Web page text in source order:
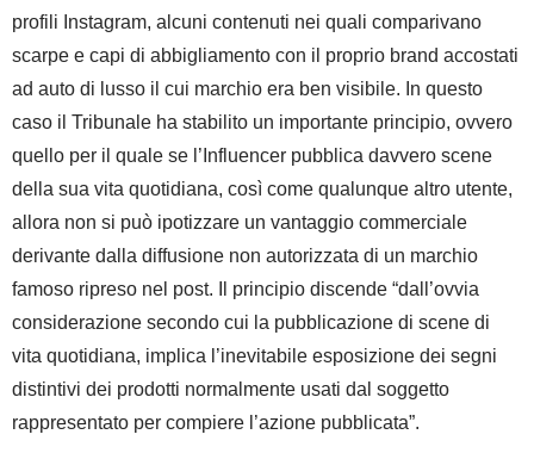
profili Instagram, alcuni contenuti nei quali comparivano
scarpe e capi di abbigliamento con il proprio brand accostati
ad auto di lusso il cui marchio era ben visibile. In questo
caso il Tribunale ha stabilito un importante principio, ovvero
quello per il quale se l’Influencer pubblica davvero scene
della sua vita quotidiana, così come qualunque altro utente,
allora non si può ipotizzare un vantaggio commerciale
derivante dalla diffusione non autorizzata di un marchio
famoso ripreso nel post. Il principio discende “dall’ovvia
considerazione secondo cui la pubblicazione di scene di
vita quotidiana, implica l’inevitabile esposizione dei segni
distintivi dei prodotti normalmente usati dal soggetto
rappresentato per compiere l’azione pubblicata”.